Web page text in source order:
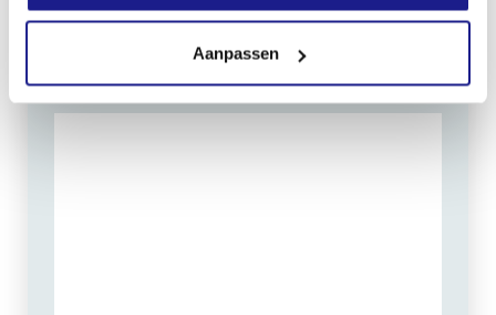
Aanpassen
Routebeschrijving